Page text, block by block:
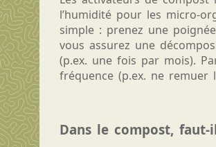
l’humidité pour les micro-
simple : prenez une
vous assurez une
(p.ex. une fois par mois).
fréquence (p.ex. ne remuer
Dans le compost, faut-